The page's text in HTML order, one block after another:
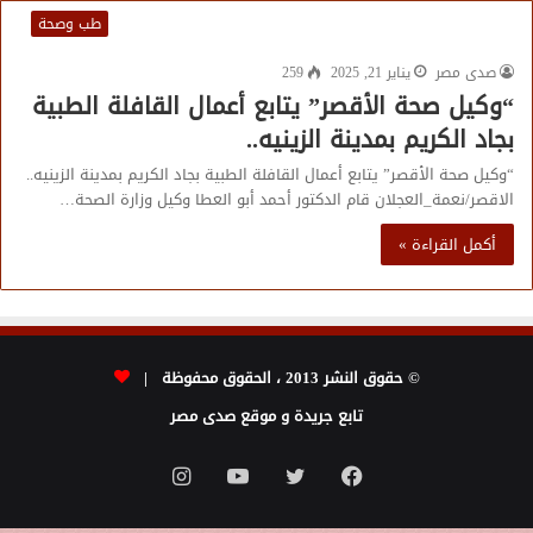
طب وصحة
صدى مصر
يناير 21, 2025 259
“وكيل صحة الأقصر” يتابع أعمال القافلة الطبية
بجاد الكريم بمدينة الزينيه..
“وكيل صحة الأقصر” يتابع أعمال القافلة الطبية بجاد الكريم بمدينة الزينيه..
الاقصر/نعمة_العجلان قام الدكتور أحمد أبو العطا وكيل وزارة الصحة…
أكمل القراءة »
© حقوق النشر 2013 ، الحقوق محفوظة |
تابع جريدة و موقع صدى مصر
فيسبوك تويتر يوتيوبانستقرام